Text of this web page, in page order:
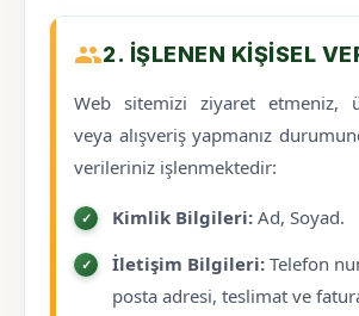
2. İŞLENEN KIŞISEL
Web sitemizi ziyaret etmeniz,
veya alışveriş yapmanız
verileriniz işlenmektedir:
Kimlik Bilgileri: Ad, Soyad.
İletişim Bilgileri: Telefon
posta adresi, teslimat ve